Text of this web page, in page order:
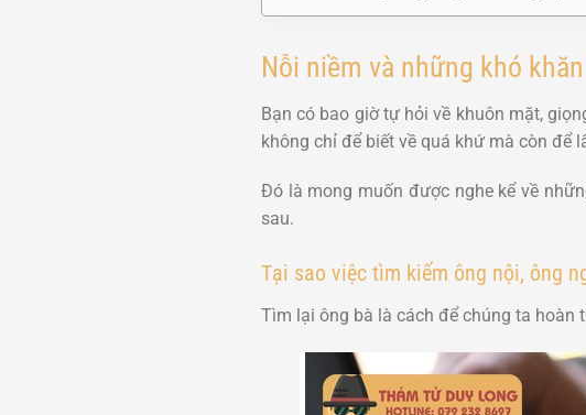
Nỗi niềm và những khó
Bạn có bao giờ tự hỏi về khuôn mặt,
không chỉ để biết về quá khứ mà còn để
Đó là mong muốn được nghe kể về
sau.
Tại sao việc tìm kiếm ông nội, ông
Tìm lại ông bà là cách để chúng ta hoàn